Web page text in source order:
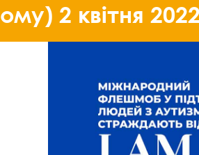
2 квітня